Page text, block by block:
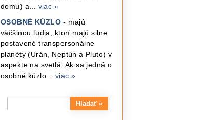
domu) a... viac »
OSOBNÉ KÚZLO - majú
väčšinou ľudia, ktorí majú silne
postavené transpersonálne
planéty (Urán, Neptún a Pluto) v
aspekte na svetlá. Ak sa jedná o
osobné kúzlo... viac »